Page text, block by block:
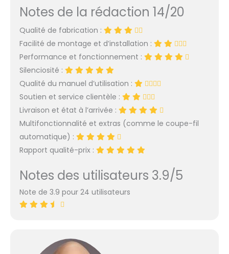
Notes de la rédaction 14/20
Qualité de fabrication :
Facilité de montage et d’installation :
Performance et fonctionnement :
Silenciosité :
Qualité du manuel d’utilisation :
Soutien et service clientèle :
Livraison et état à l’arrivée :
Multifonctionnalité et extras (comme le coupe-fil
automatique) :
Rapport qualité-prix :
Notes des utilisateurs 3.9/5
Note de 3.9 pour 24 utilisateurs